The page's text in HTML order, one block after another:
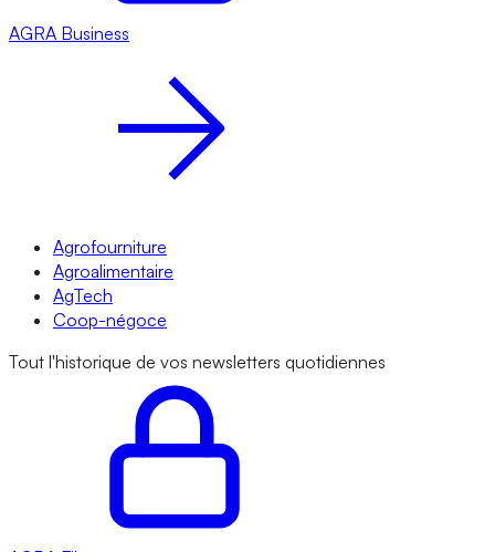
AGRA Business
Agrofourniture
Agroalimentaire
AgTech
Coop-négoce
Tout l'historique de vos newsletters quotidiennes